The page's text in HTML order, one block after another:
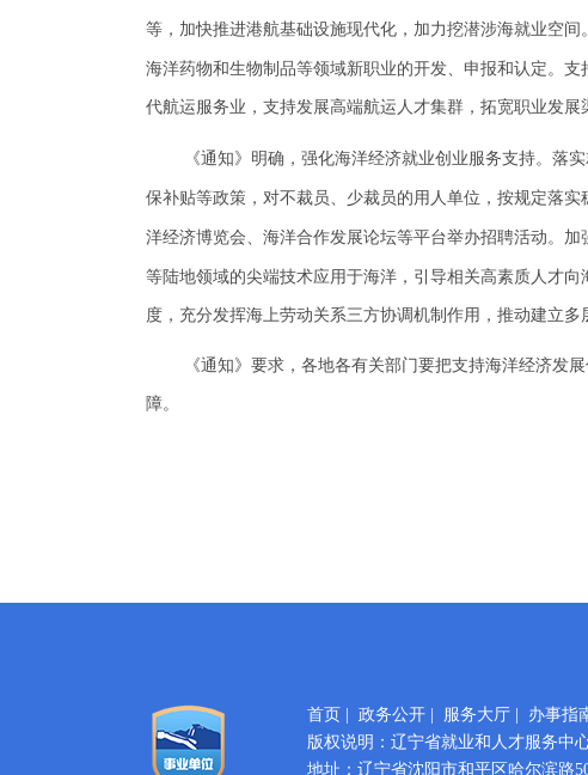
等， 加快推进港航基础设施现代化，加力挖潜涉海就业空间。
海洋药物和生物制品等领域新职业的开发、申报和认定。 支
代航运服务业，支持发展高端航运人才集群，拓宽职业发展
《通知》明确， 强化海洋经济就业创业服务支持。 落实
保补贴等政策，对不裁员、少裁员的用人单位，按规定落实
洋经济博览会、海洋合作发展论坛等平台举办招聘活动。 加
等陆地领域的尖端技术应用于海洋，引导相关高素质人才向
度，充分发挥海上劳动关系三方协调机制作用，推动建立多
《通知》要求，各地各有关部门要把支持海洋经济发
障。
首页 政务公开 服务大厅 办事指
版权说明：辽宁省就业和人才服务中
地址：辽宁省沈阳市和平区哈尔滨路